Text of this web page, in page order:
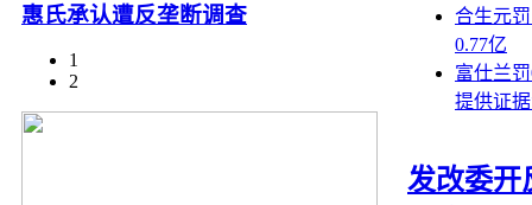
惠氏承认遭反垄断调查
1
2
合生元
0.77亿
富仕兰
提供证
发改委开